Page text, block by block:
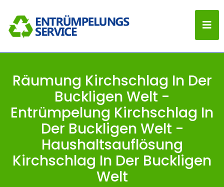
Räumung Kirchschlag In Der
Buckligen Welt -
Entrümpelung Kirchschlag In
Der Buckligen Welt -
Haushaltsauflösung
Kirchschlag In Der Buckligen
Welt